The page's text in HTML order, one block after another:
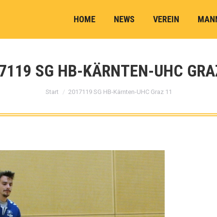
HOME NEWS VEREIN
SG HB-KÄRNTEN-UHC
Sie befinden sich hier:
Start 2017119 SG HB-Kärnten-UHC Graz 11